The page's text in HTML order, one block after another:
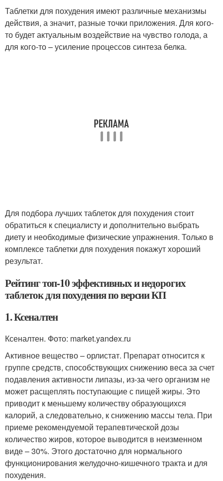
Таблетки для похудения имеют различные механизмы
действия, а значит, разные точки приложения. Для кого-
то будет актуальным воздействие на чувство голода, а
для кого-то – усиление процессов синтеза белка.
Для подбора лучших таблеток для похудения стоит
обратиться к специалисту и дополнительно выбрать
диету и необходимые физические упражнения. Только в
комплексе таблетки для похудения покажут хороший
результат.
Рейтинг топ-10 эффективных и недорогих
таблеток для похудения по версии КП
1. Ксеналтен
Ксеналтен. Фото: market.yandex.ru
Активное вещество – орлистат. Препарат относится к
группе средств, способствующих снижению веса за счет
подавления активности липазы, из-за чего организм не
может расщеплять поступающие с пищей жиры. Это
приводит к меньшему количеству образующихся
калорий, а следовательно, к снижению массы тела. При
приеме рекомендуемой терапевтической дозы
количество жиров, которое выводится в неизменном
виде – 30%. Этого достаточно для нормального
функционирования желудочно-кишечного тракта и для
похудения.